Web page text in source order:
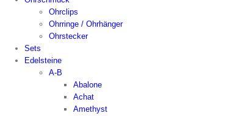
Ohrclips
Ohrringe / Ohrhänger
Ohrstecker
Sets
Edelsteine
A-B
Abalone
Achat
Amethyst